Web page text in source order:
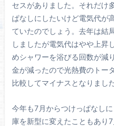
セスがありました。それだけ
ぱなしにしたいけど電気代が
ていたのでしょう。去年は結
しましたが電気代はやや上昇
めシャワーを浴びる回数が減
金が減ったので光熱費のトー
比較してマイナスとなりました
今年も7月からつけっぱなし
庫を新型に変えたこともあり